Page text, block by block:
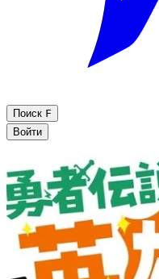
Поиск F
Войти